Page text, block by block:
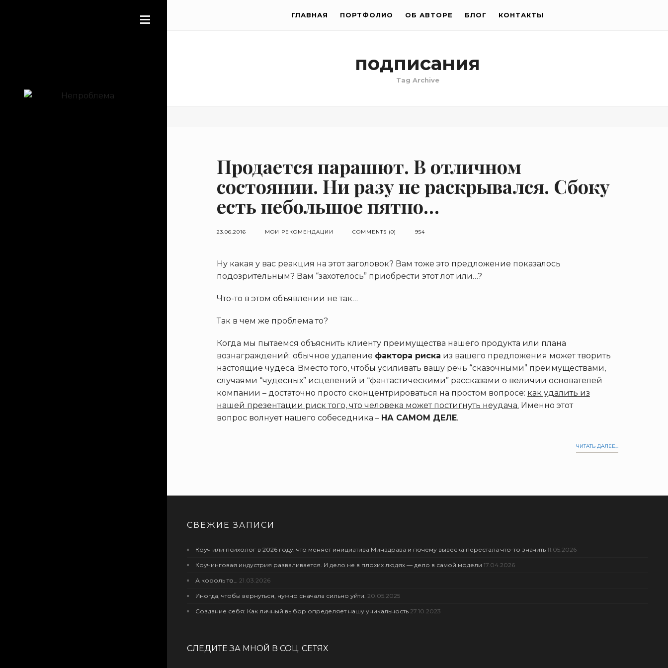
ГЛАВНАЯ ПОРТФОЛИО ОБ АВТОРЕ БЛОГ КОНТАКТЫ
подписания
Tag Archive
Продается парашют. В отличном
состоянии. Ни разу не раскрывался. Сбоку
есть небольшое пятно…
23.06.2016 МОИ РЕКОМЕНДАЦИИ COMMENTS (0) 954
Ну какая у вас реакция на этот заголовок? Вам тоже это предложение показалось
подозрительным? Вам “захотелось” приобрести этот лот или…?
Что-то в этом объявлении не так…
Так в чем же проблема то?
Когда мы пытаемся объяснить клиенту преимущества нашего продукта или плана
вознаграждений: обычное удаление фактора риска из вашего предложения может творить
настоящие чудеса. Вместо того, чтобы усиливать вашу речь “сказочными” преимуществами,
случаями “чудесных” исцелений и “фантастическими” рассказами о величии основателей
компании – достаточно просто сконцентрироваться на простом вопросе: как удалить из
нашей презентации риск того, что человека может постигнуть неудача. Именно этот
вопрос волнует нашего собеседника – НА САМОМ ДЕЛЕ.
ЧИТАТЬ ДАЛЕЕ...
СВЕЖИЕ ЗАПИСИ
Коуч или психолог в 2026 году: что меняет инициатива Минздрава и почему вывеска перестала что-то значить 11.05.2026
Коучинговая индустрия разваливается. И дело не в плохих людях — дело в самой модели 17.04.2026
А король то… 21.03.2026
Иногда, чтобы вернуться, нужно сначала сильно уйти. 20.05.2025
Создание себя: Как личный выбор определяет нашу уникальность 27.10.2023
СЛЕДИТЕ ЗА МНОЙ В СОЦ. СЕТЯХ